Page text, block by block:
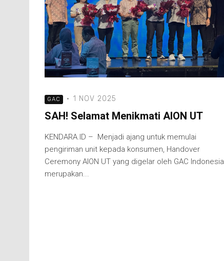
GAC · 1 NOV 2025
SAH! Selamat Menikmati AION UT
KENDARA.ID – Menjadi ajang untuk memulai
pengiriman unit kepada konsumen, Handover
Ceremony AION UT yang digelar oleh GAC Indonesia
merupakan...